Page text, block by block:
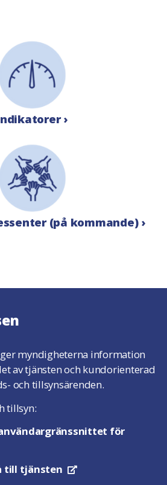
›
(på kommande) ›
myndigheterna information
av tjänsten och kundorienterad
och tillsynsärenden.
tillsyn:
för
flik
till tjänsten Öppnas i en ny flik